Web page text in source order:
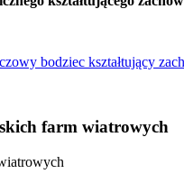
bodziec kształtujący
farm wiatrowych